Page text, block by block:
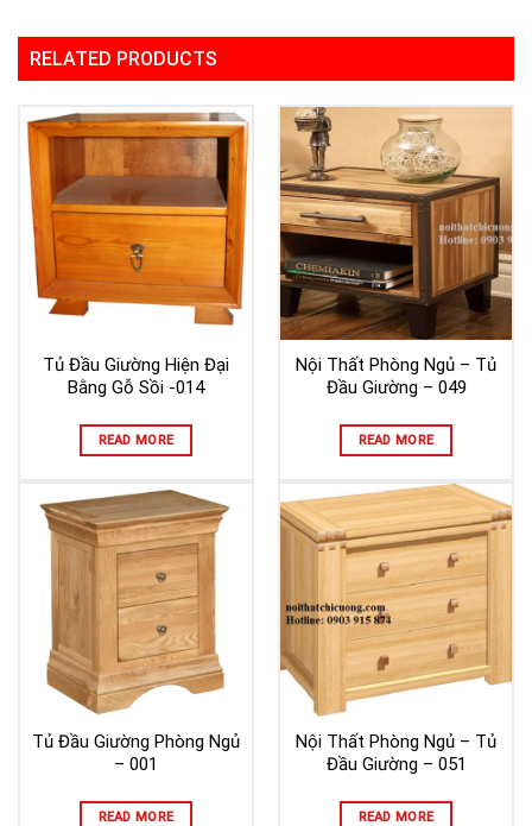
RELATED PRODUCTS
Tủ Đầu Giường Hiện Đại
Bằng Gỗ Sồi -014
READ MORE
Nội Thất Phòng Ngủ – Tủ
Đầu Giường – 049
READ MORE
Tủ Đầu Giường Phòng Ngủ
– 001
READ MORE
Nội Thất Phòng Ngủ – Tủ
Đầu Giường – 051
READ MORE